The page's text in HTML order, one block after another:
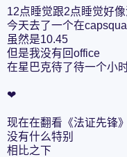
12点睡觉跟2点睡觉好
今天去了一个在
虽然是10.45
但是我没有回office
在星巴克待了待一个小
❤
现在在翻看《法证先锋》
没有什么特别
相比之下